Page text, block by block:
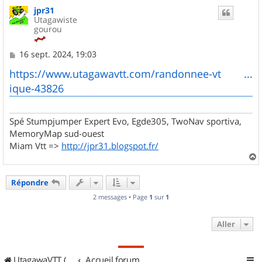
jpr31
Utagawiste
gourou
M
s
s
a
g
16 sept. 2024, 19:03
https://www.utagawavtt.com/randonnee-vt ...
ique-43826
Spé Stumpjumper Expert Evo, Egde305, TwoNav sportiva,
MemoryMap sud-ouest
Miam Vtt => http://jpr31.blogspot.fr/
a
Répondre
2 messages • Page 1 sur 1
Aller
UtagawaVTT (Randos VTT et VTTAE avec traces GPS) Accueil forum